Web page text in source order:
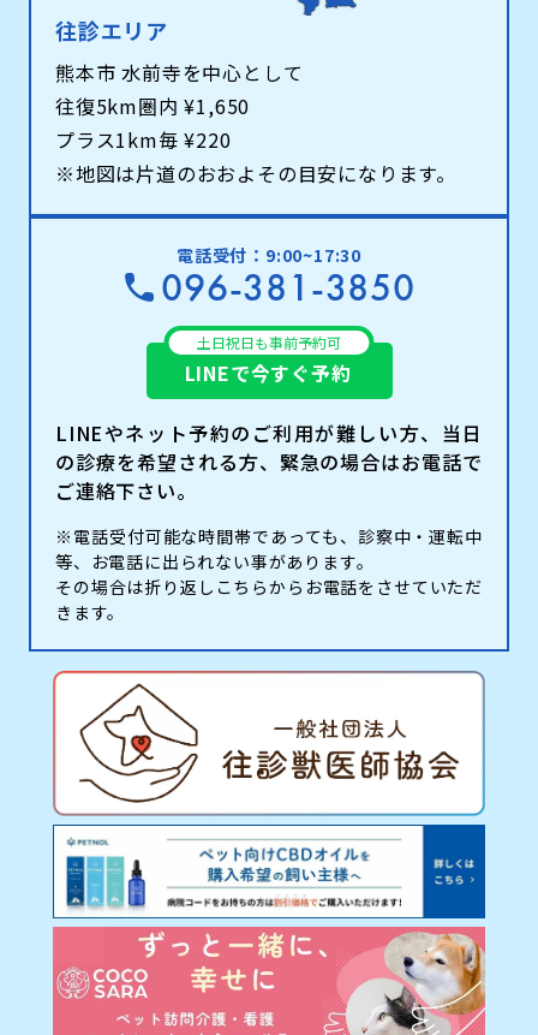
往診エリア
熊本市 水前寺を中心として
往復5km圏内 ¥1,650
プラス1km毎 ¥220
※地図は片道のおおよその目安になります。
電話受付：9:00~17:30
096-381-3850
LINEで今すぐ予約
土日祝日も事前予約可
LINEやネット予約のご利用が難しい方、当日
の診療を希望される方、緊急の場合はお電話で
ご連絡下さい。
※電話受付可能な時間帯であっても、診察中・運転中
等、お電話に出られない事があります。
その場合は折り返しこちらからお電話をさせていただ
きます。